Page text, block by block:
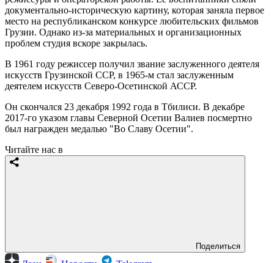
документально-историческую картину, которая заняла первое
место на республиканском конкурсе любительских фильмов
Грузии. Однако из-за материальных и организационных
проблем студия вскоре закрылась.
В 1961 году режиссер получил звание заслуженного деятеля
искусств Грузинской ССР, в 1965-м стал заслуженным
деятелем искусств Северо-Осетинской АССР.
Он скончался 23 декабря 1992 года в Тбилиси. В декабре
2017-го указом главы Северной Осетии Валиев посмертно
был награжден медалью "Во Славу Осетии".
Читайте нас в
Поделиться